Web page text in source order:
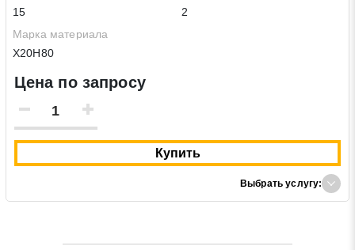
15
2
Марка материала
Х20Н80
Цена по запросу
Купить
Выбрать услугу: